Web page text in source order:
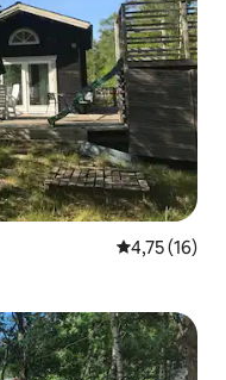
4,75 av 5 i
4,75 (16)